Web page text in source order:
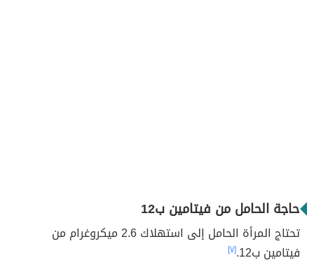
حاجة الحامل من فيتامين ب12
تحتاج المرأة الحامل إلى استهلاك 2.6 ميكروغرام من
فيتامين ب12.
[٧]